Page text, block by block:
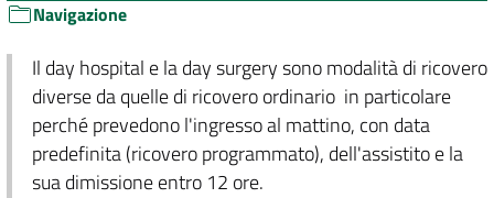
Navigazione
Il day hospital e la day surgery sono modalità di ricovero
diverse da quelle di ricovero ordinario in particolare
perché prevedono l'ingresso al mattino, con data
predefinita (ricovero programmato), dell'assistito e la
sua dimissione entro 12 ore.